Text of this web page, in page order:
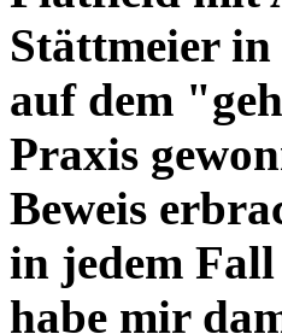
Stättmeier
auf dem
Praxis
Beweis
in jedem
habe mir